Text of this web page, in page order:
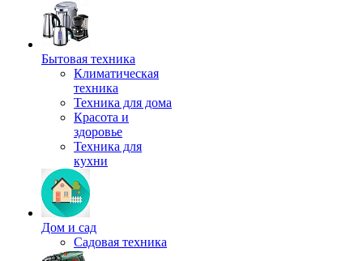
Бытовая техника
Климатическая
техника
Техника для дома
Красота и
здоровье
Техника для
кухни
Дом и сад
Садовая техника